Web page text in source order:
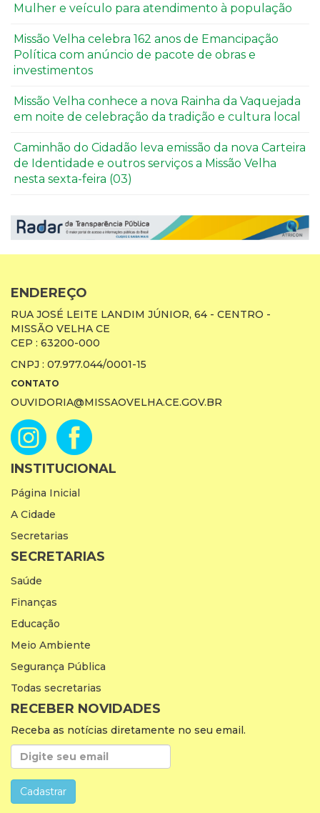
Mulher e veículo para atendimento à população
Missão Velha celebra 162 anos de Emancipação
Política com anúncio de pacote de obras e
investimentos
Missão Velha conhece a nova Rainha da Vaquejada
em noite de celebração da tradição e cultura local
Caminhão do Cidadão leva emissão da nova Carteira
de Identidade e outros serviços a Missão Velha
nesta sexta-feira (03)
ENDEREÇO
RUA JOSÉ LEITE LANDIM JÚNIOR, 64 - CENTRO -
MISSÃO VELHA CE
CEP : 63200-000
CNPJ : 07.977.044/0001-15
CONTATO
OUVIDORIA@MISSAOVELHA.CE.GOV.BR
INSTITUCIONAL
Página Inicial
A Cidade
Secretarias
SECRETARIAS
Saúde
Finanças
Educação
Meio Ambiente
Segurança Pública
Todas secretarias
RECEBER NOVIDADES
Receba as notícias diretamente no seu email.